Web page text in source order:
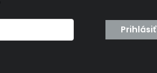
Prihlásiť